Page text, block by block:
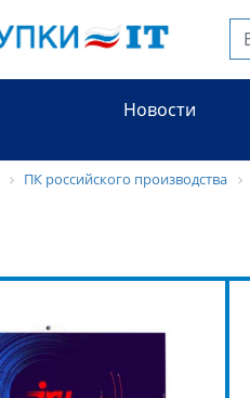
Новости
ПК российского производства